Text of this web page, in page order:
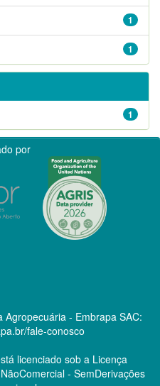
1
1
1
por
Agropecuária - Embrapa SAC:
fale-conosco
licenciado sob a Licença
- SemDerivações